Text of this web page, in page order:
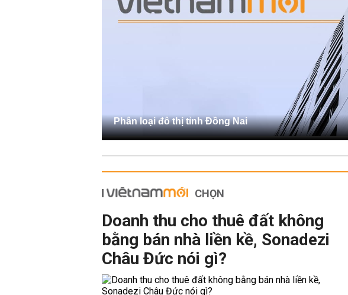
Phân loại đô thị tỉnh Đồng Nai
CHỌN
Doanh thu cho thuê đất không
bằng bán nhà liền kề, Sonadezi
Châu Đức nói gì?